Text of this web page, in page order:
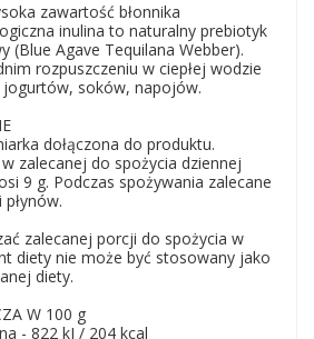
zawartość błonnika
inulina to naturalny prebiotyk
(Blue Agave Tequilana Webber).
rozpuszczeniu w ciepłej wodzie
soków, napojów.
dołączona do produktu.
zalecanej do spożycia dziennej
9 g. Podczas spożywania zalecane
zalecanej porcji do spożycia w
diety nie może być stosowany jako
diety.
W 100 g
- 822 kJ / 204 kcal